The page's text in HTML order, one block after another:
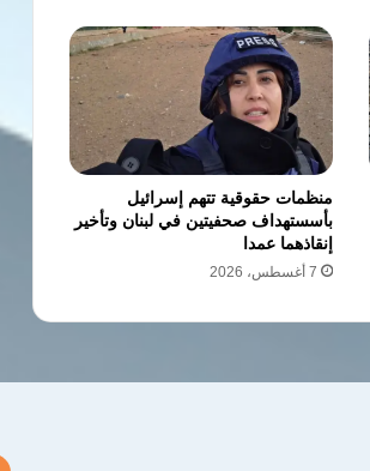
منظمات حقوقية تتهم إسرائيل
بأسستهداف صحفيتين في لبنان وتأخير
إنقاذهما عمدا
7 أغسطس، 2026